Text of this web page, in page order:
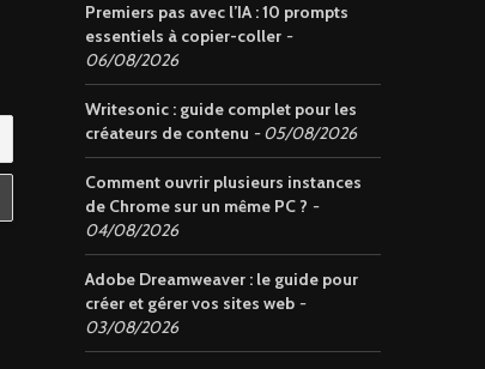
Premiers pas avec l’IA : 10 prompts
essentiels à copier-coller
06/08/2026
Writesonic : guide complet pour les
créateurs de contenu
05/08/2026
Comment ouvrir plusieurs instances
de Chrome sur un même PC ?
04/08/2026
Adobe Dreamweaver : le guide pour
créer et gérer vos sites web
03/08/2026